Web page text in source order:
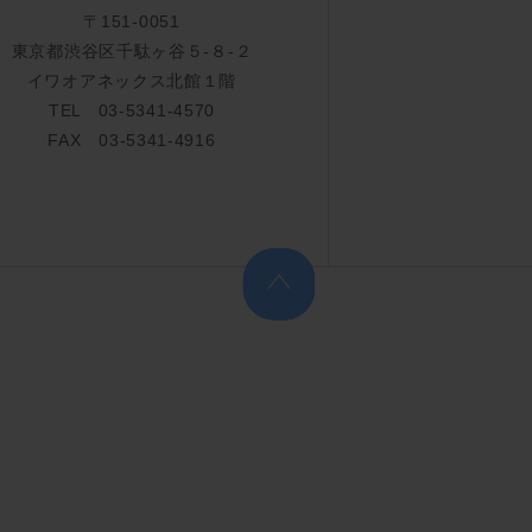
〒151-0051
東京都渋谷区千駄ヶ谷５-８-２
イワオアネックス北館１階
TEL 03-5341-4570
FAX 03-5341-4916